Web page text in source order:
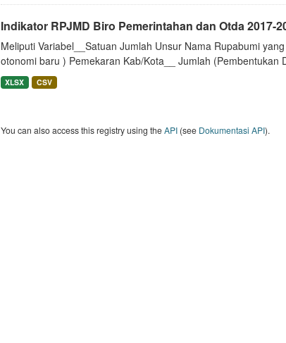
Indikator RPJMD Biro Pemerintahan dan Otda 2017-
Meliputi Variabel__Satuan Jumlah Unsur Nama Rupabumi
otonomi baru ) Pemekaran Kab/Kota__ Jumlah (Pembentukan
XLSX CSV
You can also access this registry using theAPI(see Dokumentasi API).